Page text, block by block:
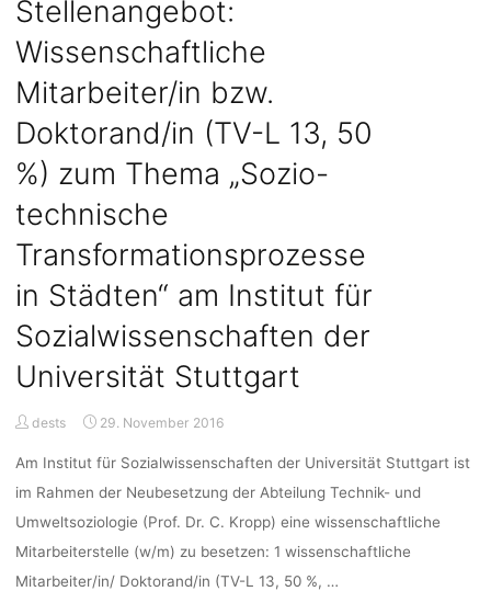
am
Competence
„Foresight“
Fraunhofer-
Institut
System-
und
Innovationsforschung"
Stellenangebot:
Wissenschaftliche
Mitarbeiter/in bzw.
Doktorand/in (TV-L 13, 50
%) zum Thema „Sozio-
technische
Transformationsprozesse
in Städten“ am Institut für
Sozialwissenschaften der
Universität Stuttgart
dests 29. November 2016
Am Institut für Sozialwissenschaften der Universität Stuttgart ist
im Rahmen der Neubesetzung der Abteilung Technik- und
Umweltsoziologie (Prof. Dr. C. Kropp) eine wissenschaftliche
Mitarbeiterstelle (w/m) zu besetzen: 1 wissenschaftliche
Mitarbeiter/in/ Doktorand/in (TV-L 13, 50 %, …